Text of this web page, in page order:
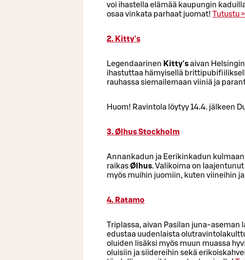
voi ihastella elämää kaupungin
osaa vinkata parhaat juomat! Tutustu »
2. Kitty's
Legendaarinen Kitty'saivan
ihastuttaa hämyisellä
rauhassa siemailemaan viiniä ja
Huom! Ravintola löytyy 14.4. jälkeen
3. Ølhus Stockholm
Annankadun ja Eerikinkadun
raikasØlhus. Valikoima on
myös muihin juomiin, kuten viineihin
4. Ratamo
Triplassa, aivan Pasilan juna-aseman
edustaa uudenlaista
oluiden lisäksi myös muun muassa
oluisiin ja siidereihin sekä